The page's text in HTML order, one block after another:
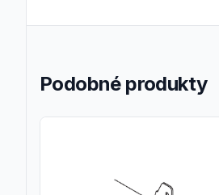
Podobné produkty